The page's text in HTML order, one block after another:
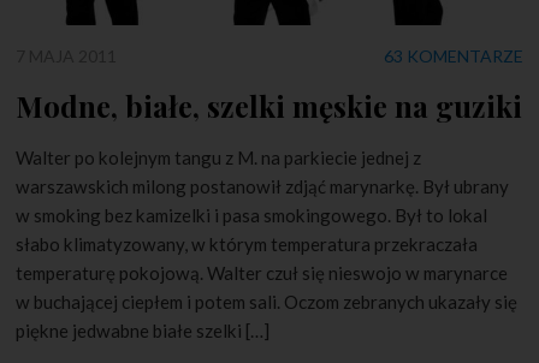
63 KOMENTARZE
Modne, białe, szelki męskie na guziki
Walter po kolejnym tangu z M. na parkiecie jednej z
warszawskich milong postanowił zdjąć marynarkę. Był ubrany
w smoking bez kamizelki i pasa smokingowego. Był to lokal
słabo klimatyzowany, w którym temperatura przekraczała
temperaturę pokojową. Walter czuł się nieswojo w marynarce
w buchającej ciepłem i potem sali. Oczom zebranych ukazały się
piękne jedwabne białe szelki […]